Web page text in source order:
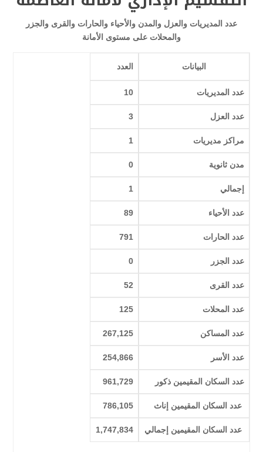
عدد المديريات والعزل والمدن والأحياء والحارات والقرى والجزر
والمحلات على مستوى الأمانة
البيانات العدد
عدد المديريات 10
عدد العزل 3
مراكز مديريات 1
مدن ثانوية 0
إجمالي 1
عدد الأحياء 89
عدد الحارات 791
عدد الجزر 0
عدد القرى 52
عدد المحلات 125
عدد المساكن 267,125
عدد الأسر 254,866
عدد السكان المقيمين ذكور 961,729
عدد السكان المقيمين إناث 786,105
عدد السكان المقيمين إجمالي 1,747,834